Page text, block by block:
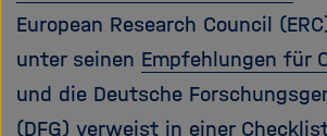
European Research Council
unter seinen Empfehlungen für
und die Deutsche
(DFG) verweist in einer